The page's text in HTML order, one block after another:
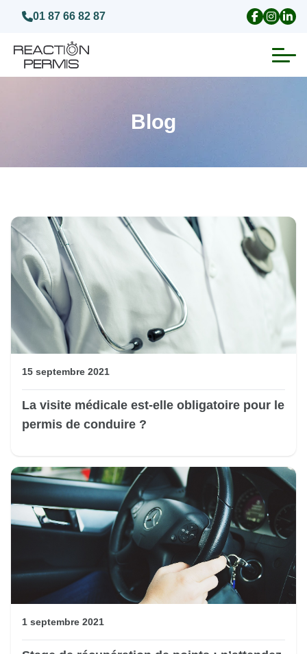
01 87 66 82 87
Invalidation du permis de conduire
Visite médicale test psychotechnique
Blog
15 septembre 2021
La visite médicale est-elle obligatoire pour le
permis de conduire ?
1 septembre 2021